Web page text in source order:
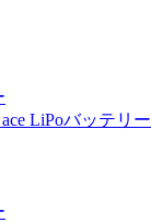
ace LiPoバッテリー